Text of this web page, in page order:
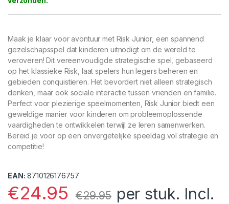
Maak je klaar voor avontuur met Risk Junior, een spannend
gezelschapsspel dat kinderen uitnodigt om de wereld te
veroveren! Dit vereenvoudigde strategische spel, gebaseerd
op het klassieke Risk, laat spelers hun legers beheren en
gebieden conquistieren. Het bevordert niet alleen strategisch
denken, maar ook sociale interactie tussen vrienden en familie.
Perfect voor plezierige speelmomenten, Risk Junior biedt een
geweldige manier voor kinderen om probleemoplossende
vaardigheden te ontwikkelen terwijl ze leren samenwerken.
Bereid je voor op een onvergetelijke speeldag vol strategie en
competitie!
EAN: 8710126176757
€24.95 €29.95 per stuk. Incl.